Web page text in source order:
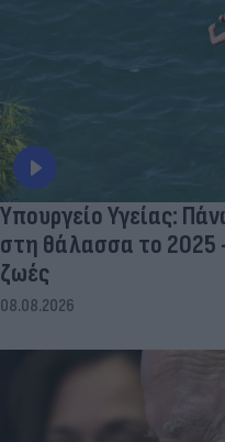
Υπουργείο Υγείας:
στη θάλασσα το 2025
ζωές
08.08.2026